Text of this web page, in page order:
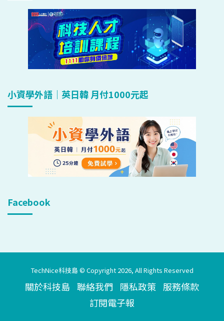
小資學外語｜英日韓 月付1000元起
Facebook
TechNice科技島 © Copyright 2026, All Rights Reserved
關於科技島 聯絡我們 隱私政策 服務條款
訂閱電子報